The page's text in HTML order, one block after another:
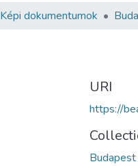
Képi dokumentumok
URI
https://